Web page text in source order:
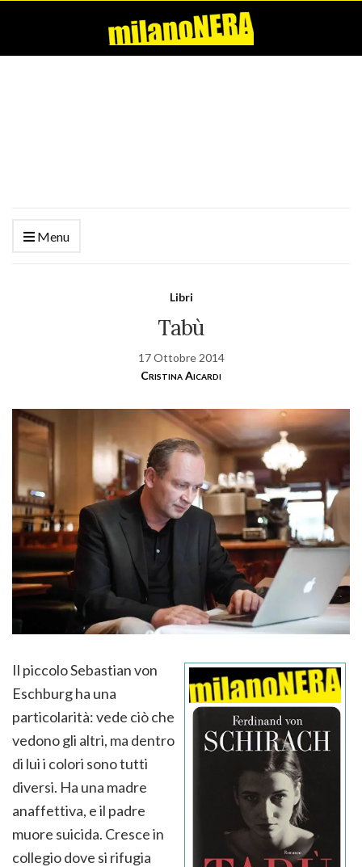
Menu
Libri
Tabù
17 Ottobre 2014
Cristina Aicardi
Il piccolo Sebastian von
Eschburg ha una
particolarità: vede ciò che
vedono gli altri, ma dentro
di lui i colori sono tutti
diversi. Ha una madre
anaffettiva, e il padre
muore suicida. Cresce in
collegio dove si rifugia